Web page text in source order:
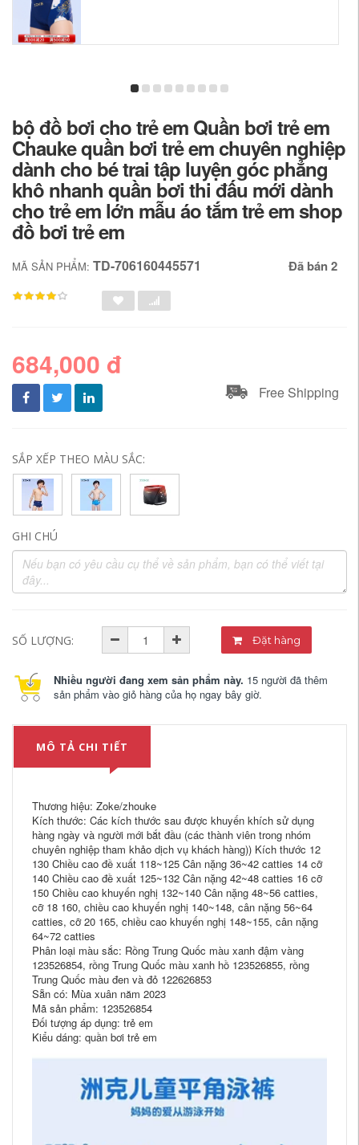
bộ đồ bơi cho trẻ em Quần bơi trẻ em
Chauke quần bơi trẻ em chuyên nghiệp
dành cho bé trai tập luyện góc phẳng
khô nhanh quần bơi thi đấu mới dành
cho trẻ em lớn mẫu áo tắm trẻ em shop
đồ bơi trẻ em
MÃ SẢN PHẨM: TD-706160445571 Đã bán 2
684,000 đ
Free Shipping
SẮP XẾP THEO MÀU SẮC:
GHI CHÚ
SỐ LƯỢNG: Đặt hàng
Nhiều người đang xem sản phẩm này. 15 người đã thêm
sản phẩm vào giỏ hàng của họ ngay bây giờ.
MÔ TẢ CHI TIẾT
Thương hiệu: Zoke/zhouke
Kích thước: Các kích thước sau được khuyến khích sử dụng
hàng ngày và người mới bắt đầu (các thành viên trong nhóm
chuyên nghiệp tham khảo dịch vụ khách hàng)) Kích thước 12
130 Chiều cao đề xuất 118~125 Cân nặng 36~42 catties 14 cỡ
140 Chiều cao đề xuất 125~132 Cân nặng 42~48 catties 16 cỡ
150 Chiều cao khuyến nghị 132~140 Cân nặng 48~56 catties,
cỡ 18 160, chiều cao khuyến nghị 140~148, cân nặng 56~64
catties, cỡ 20 165, chiều cao khuyến nghị 148~155, cân nặng
64~72 catties
Phân loại màu sắc: Rồng Trung Quốc màu xanh đậm vàng
123526854, rồng Trung Quốc màu xanh hồ 123526855, rồng
Trung Quốc màu đen và đỏ 122626853
Sẵn có: Mùa xuân năm 2023
Mã sản phẩm: 123526854
Đối tượng áp dụng: trẻ em
Kiểu dáng: quần bơi trẻ em